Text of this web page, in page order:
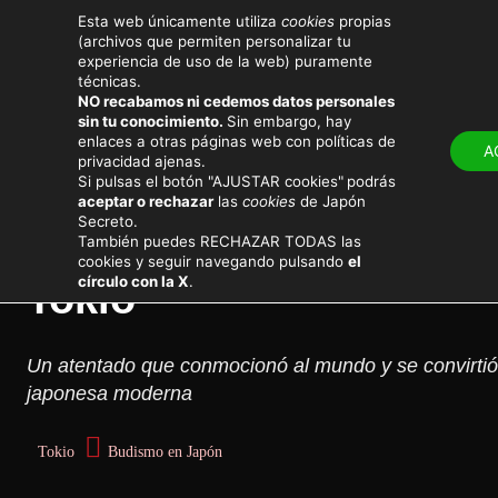
LUGARES
Cultura y sociedad
El terrible atentado
Tokio
Un atentado que conmocionó al mundo y se
japonesa moderna
Tokio Budismo en Japón
Esta web únicamente utiliza cookies propias
(archivos que permiten personalizar tu
experiencia de uso de la web) puramente
técnicas.
NO recabamos ni cedemos datos personales
sin tu conocimiento. Sin embargo, hay
enlaces a otras páginas web con políticas de
privacidad ajenas.
Si pulsas el botón "AJUSTAR cookies" podrás
aceptar o rechazarlas cookies de Japón
Secreto.
También puedes RECHAZAR TODAS las
cookies y seguir navegando pulsando el
círculo con la X.